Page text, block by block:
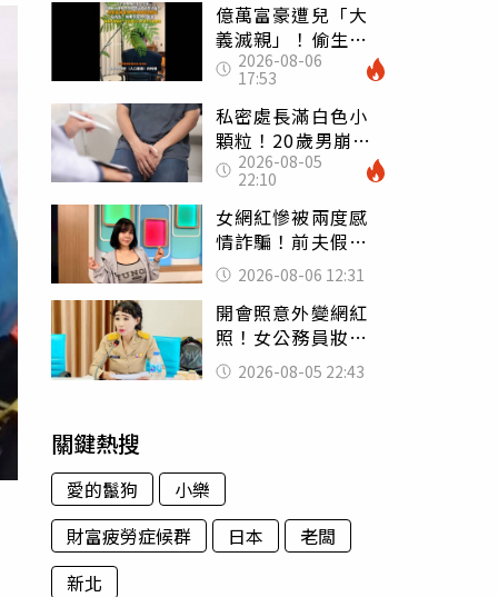
億萬富豪遭兒「大
義滅親」！偷生子
怕曝光 竟盜鄰居
身份辦假證落戶
2026-08-06
17:53
私密處長滿白色小
顆粒！20歲男崩潰
求診 醫曝5大真相
別再誤會
2026-08-05
22:10
女網紅慘被兩度感
情詐騙！前夫假割
頸詐光200萬再遇假
富商「養套殺2000
萬」
2026-08-06 12:31
開會照意外變網紅
照！女公務員妝容
掀2千則留言 本人
怒嗆：化妝有錯嗎
2026-08-05 22:43
關鍵熱搜
愛的鬣狗
小樂
財富疲勞症候群
日本
老闆
新北